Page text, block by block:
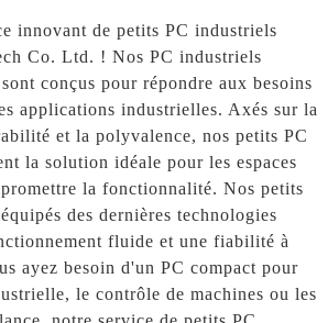
innovant de petits PC industriels
Co. Ltd. ! Nos PC industriels
conçus pour répondre aux besoins
applications industrielles. Axés sur la
et la polyvalence, nos petits PC
la solution idéale pour les espaces
la fonctionnalité. Nos petits
des dernières technologies
fluide et une fiabilité à
ayez besoin d'un PC compact pour
le contrôle de machines ou les